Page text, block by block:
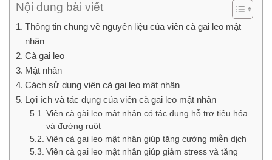
Nội dung bài viết
Thông tin chung về nguyên liệu của viên cà gai leo mật
nhân
Cà gai leo
Mật nhân
Cách sử dụng viên cà gai leo mật nhân
Lợi ích và tác dụng của viên cà gai leo mật nhân
Viên cà gài leo mật nhân có tác dụng hỗ trợ tiêu hóa
và đường ruột
Viên cà gai leo mật nhân giúp tăng cường miễn dịch
Viên cà gai leo mật nhân giúp giảm stress và tăng